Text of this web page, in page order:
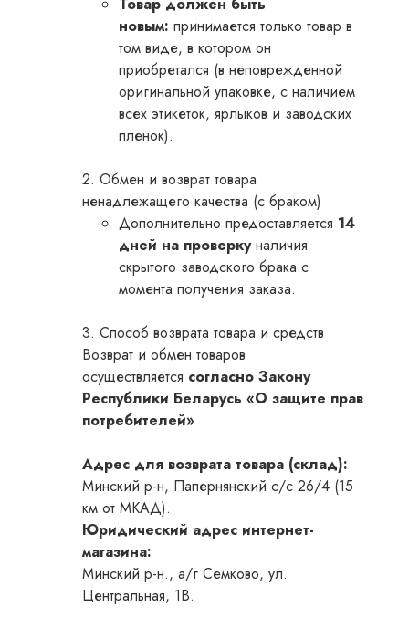
Товар должен быть
новым: принимается только товар в
том виде, в котором он
приобретался (в неповрежденной
оригинальной упаковке, с наличием
всех этикеток, ярлыков и заводских
пленок).
2. Обмен и возврат товара
ненадлежащего качества (с браком)
Дополнительно предоставляется 14
дней на проверкуналичия
скрытого заводского брака с
момента получения заказа.
3. Способ возврата товара и средств
Возврат и обмен товаров
осуществляется согласно Закону
Республики Беларусь «О защите прав
потребителей»
Адрес для возврата товара (склад):
Минский р-н, Папернянский с/с 26/4 (15
км от МКАД).
Юридический адрес интернет-
магазина:
Минский р-н., а/г Семково, ул.
Центральная, 1B.